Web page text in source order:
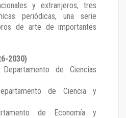
y extranjeros, tres
periódicas, una serie
de arte de importantes
2030)
de Ciencias
de Ciencia y
de Economía y